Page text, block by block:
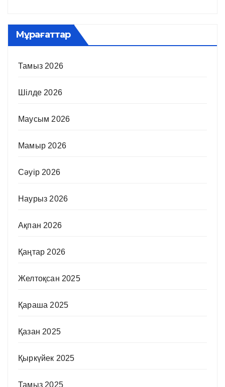
Мұрағаттар
Тамыз 2026
Шілде 2026
Маусым 2026
Мамыр 2026
Сәуір 2026
Наурыз 2026
Ақпан 2026
Қаңтар 2026
Желтоқсан 2025
Қараша 2025
Қазан 2025
Қыркүйек 2025
Тамыз 2025